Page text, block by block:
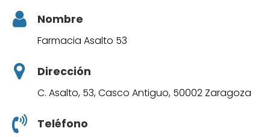
Nombre
Farmacia Asalto 53
Dirección
C. Asalto, 53, Casco Antiguo, 50002 Zaragoza
Teléfono